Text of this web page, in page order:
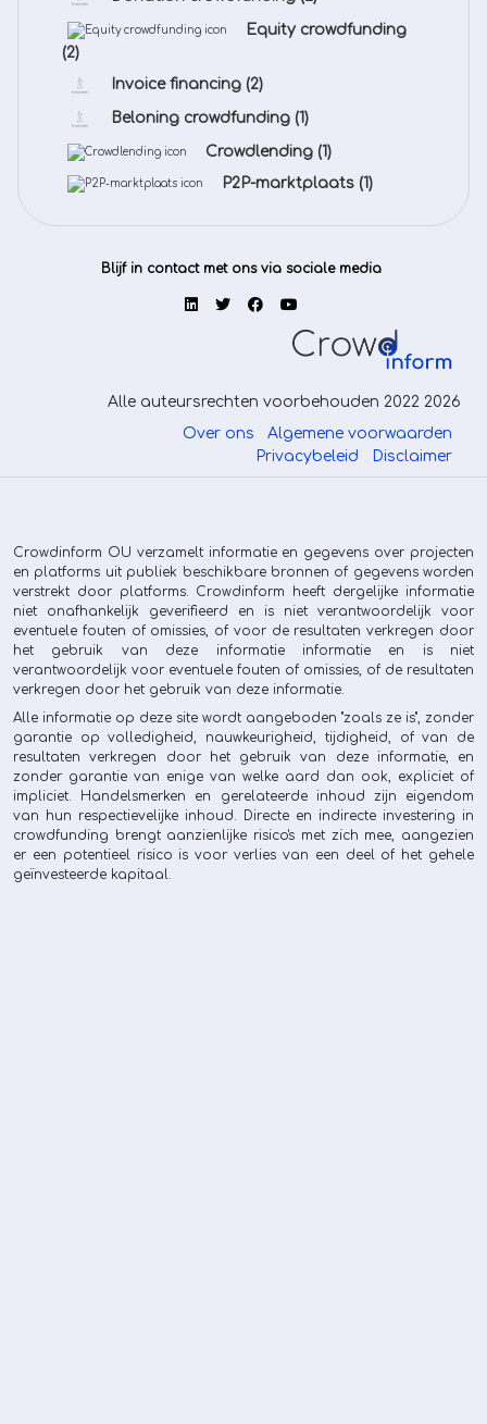
Equity crowdfunding
(2)
Invoice financing (2)
Beloning crowdfunding (1)
Crowdlending (1)
P2P-marktplaats (1)
Blijf in contact met ons via sociale media
Alle auteursrechten voorbehouden 2022 2026
Over ons
Algemene voorwaarden
Privacybeleid
Disclaimer
Crowdinform OU verzamelt informatie en gegevens over projecten
en platforms uit publiek beschikbare bronnen of gegevens worden
verstrekt door platforms. Crowdinform heeft dergelijke informatie
niet onafhankelijk geverifieerd en is niet verantwoordelijk voor
eventuele fouten of omissies, of voor de resultaten verkregen door
het gebruik van deze informatie informatie en is niet
verantwoordelijk voor eventuele fouten of omissies, of de resultaten
verkregen door het gebruik van deze informatie.
Alle informatie op deze site wordt aangeboden "zoals ze is", zonder
garantie op volledigheid, nauwkeurigheid, tijdigheid, of van de
resultaten verkregen door het gebruik van deze informatie, en
zonder garantie van enige van welke aard dan ook, expliciet of
impliciet. Handelsmerken en gerelateerde inhoud zijn eigendom
van hun respectievelijke inhoud. Directe en indirecte investering in
crowdfunding brengt aanzienlijke risico's met zich mee, aangezien
er een potentieel risico is voor verlies van een deel of het gehele
geïnvesteerde kapitaal.